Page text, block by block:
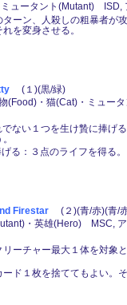
ュータント(Mutant) ISD,
ーン、人殺しの粗暴者が
を変身させる。
(１)(黒/緑)
(Food)・猫(Cat)・ミュー
ない１つを生け贄に捧げ
る：３点のライフを得る。
Firestar (２)(青/赤)(青/
・英雄(Hero) MSC,
ーチャー最大１体を対象
ド１枚を捨ててもよい。